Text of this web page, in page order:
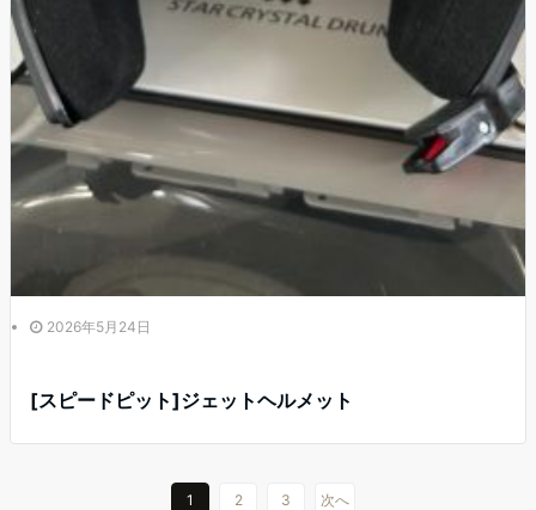
2026年5月24日
[スピードピット]ジェットヘルメット
1 2 3 次へ